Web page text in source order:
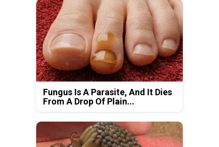
Fungus Is A Parasite, And It Dies
From A Drop Of Plain...